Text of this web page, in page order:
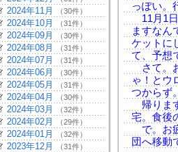
2024年11月 （30件）
2024年10月 （31件）
2024年09月 （30件）
2024年08月 （31件）
2024年07月 （31件）
2024年06月 （30件）
2024年05月 （31件）
2024年04月 （30件）
2024年03月 （32件）
2024年02月 （29件）
2024年01月 （32件）
2023年12月 （31件）
っぽい。
11月1日
ますなん
ケットに
て、予想
さて。
ゃ！とウ
つからず
帰りま
宅。食後
で。お
団へ移動